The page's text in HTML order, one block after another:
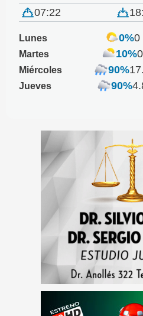
07:22
Lunes 0%0
Martes
10%
Miércoles
90%
Jueves
90%